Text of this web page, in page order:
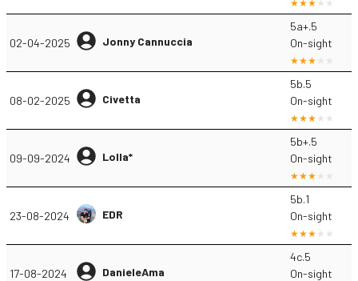
02-04-2025 Jonny Cannuccia
5a+.5
On-sight
08-02-2025 Civetta
5b.5
On-sight
09-09-2024 Lolla*
5b+.5
On-sight
23-08-2024 EDR
5b.1
On-sight
17-08-2024 DanieleAma
4c.5
On-sight